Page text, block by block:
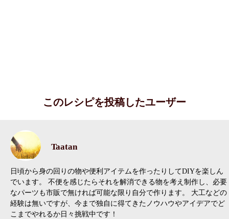
このレシピを投稿したユーザー
Taatan
日頃から身の回りの物や便利アイテムを作ったりしてDIYを楽しん
でいます。 不便を感じたらそれを解消できる物を考え制作し、必要
なパーツも市販で無ければ可能な限り自分で作ります。 大工などの
経験は無いですが、今まで独自に得てきたノウハウやアイデアでど
こまでやれるか日々挑戦中です！